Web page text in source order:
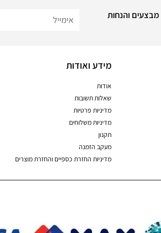
מבצעים והנחות
מידע ואודות
אודות
שאלות תשובות
מדיניות פרטיות
מדיניות משלוחים
תקנון
מעקב הזמנה
מדיניות החזרת כספיים והחזרת מוצרים